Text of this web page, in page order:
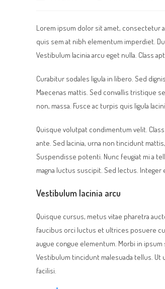
Lorem ipsum dolor sit amet, consectetur
quis sem at nibh elementum imperdiet.
Vestibulum lacinia arcu eget nulla. Class
Curabitur sodales ligula in libero. Sed
Maecenas mattis. Sed convallis tristique
non, massa. Fusce ac turpis quis ligula
Quisque volutpat condimentum velit.
ante. Sed lacinia, urna non tincidunt
Suspendisse potenti. Nunc feugiat mi a
magna luctus suscipit. Sed lectus. Integer
Vestibulum lacinia arcu
Quisque cursus, metus vitae pharetra
faucibus orci luctus et ultrices posuere
augue congue elementum. Morbi in
Vestibulum tincidunt malesuada tellus. Ut
facilisi.